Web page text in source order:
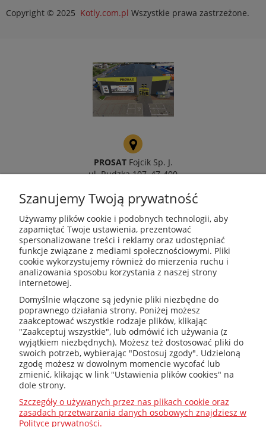
Copyright © 2025 Kotly.com.pl Wszystkie prawa zastrzeżone.
PROSATFojcik Sp. J.
ul. Rudzka 107, 47-400
kotly@kotly.com.pl
+48 32 419 01 20
+48 32 415 31 65
Szanujemy Twoją prywatność
Używamy plików cookie i podobnych technologii, aby
zapamiętać Twoje ustawienia, prezentować
spersonalizowane treści i reklamy oraz udostępniać
funkcje związane z mediami społecznościowymi. Pliki
cookie wykorzystujemy również do mierzenia ruchu i
analizowania sposobu korzystania z naszej strony
internetowej.
Domyślnie włączone są jedynie pliki niezbędne do
poprawnego działania strony. Poniżej możesz
zaakceptować wszystkie rodzaje plików, klikając
"Zaakceptuj wszystkie", lub odmówić ich używania (z
wyjątkiem niezbędnych). Możesz też dostosować pliki do
swoich potrzeb, wybierając "Dostosuj zgody". Udzieloną
zgodę możesz w dowolnym momencie wycofać lub
zmienić, klikając w link "Ustawienia plików cookies" na
dole strony.
Szczegóły o używanych przez nas plikach cookie oraz
zasadach przetwarzania danych osobowych znajdziesz w
Polityce prywatności.